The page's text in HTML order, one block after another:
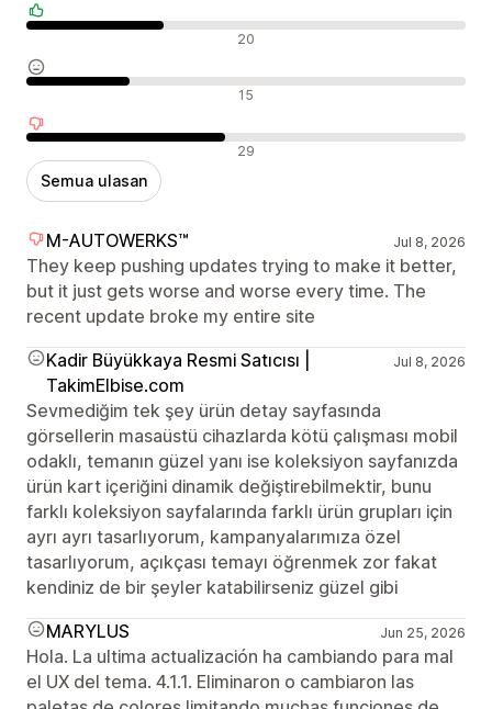
Ulasan positif 20
Ulasan neutral 15
Ulasan negatif 29
Semua ulasan
M-AUTOWERKS™ Jul 8, 2026
They keep pushing updates trying to make it better,
but it just gets worse and worse every time. The
recent update broke my entire site
Kadir Büyükkaya Resmi Satıcısı |
TakimElbise.com
Jul 8, 2026
Sevmediğim tek şey ürün detay sayfasında
görsellerin masaüstü cihazlarda kötü çalışması mobil
odaklı, temanın güzel yanı ise koleksiyon sayfanızda
ürün kart içeriğini dinamik değiştirebilmektir, bunu
farklı koleksiyon sayfalarında farklı ürün grupları için
ayrı ayrı tasarlıyorum, kampanyalarımıza özel
tasarlıyorum, açıkçası temayı öğrenmek zor fakat
kendiniz de bir şeyler katabilirseniz güzel gibi
MARYLUS
Jun 25, 2026
Hola. La ultima actualización ha cambiando para mal
el UX del tema. 4.1.1. Eliminaron o cambiaron las